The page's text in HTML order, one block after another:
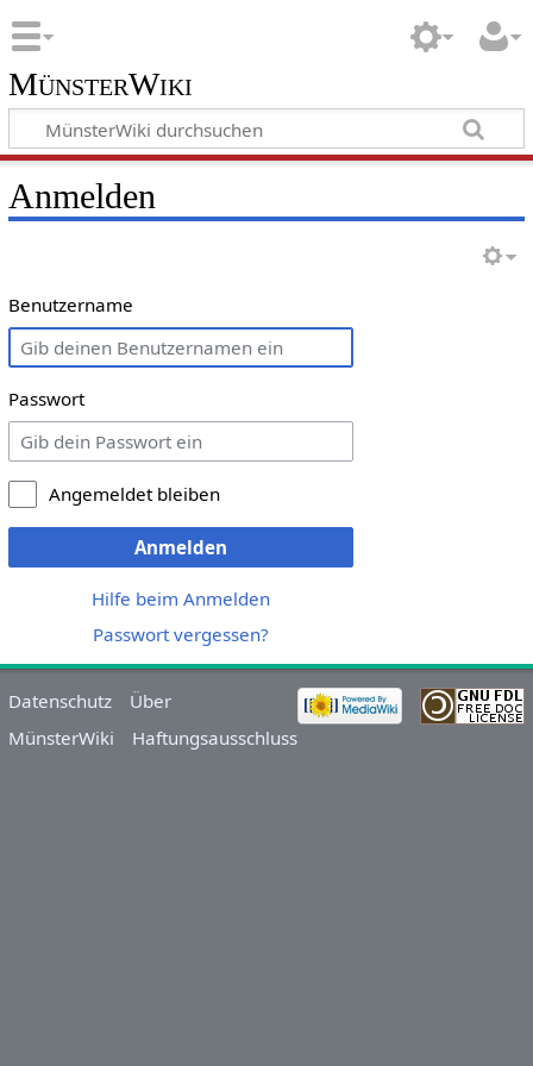
MünsterWiki
Anmelden
Benutzername
Passwort
Angemeldet bleiben
Anmelden
Hilfe beim Anmelden
Passwort vergessen?
Datenschutz
Über
MünsterWiki
Haftungsausschluss